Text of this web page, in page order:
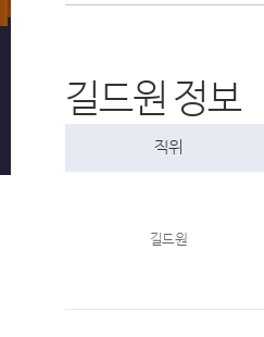
길드원 정보
직위
길드원